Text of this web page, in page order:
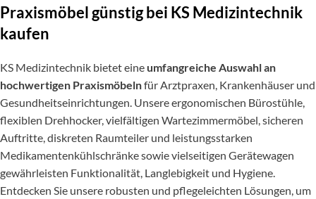
Praxismöbel günstig bei KS Medizintechnik
kaufen
KS Medizintechnik bietet eine umfangreiche Auswahl an
hochwertigen Praxismöbelnfür Arztpraxen, Krankenhäuser und
Gesundheitseinrichtungen. Unsere ergonomischen Bürostühle,
flexiblen Drehhocker, vielfältigen Wartezimmermöbel, sicheren
Auftritte, diskreten Raumteiler und leistungsstarken
Medikamentenkühlschränke sowie vielseitigen Gerätewagen
gewährleisten Funktionalität, Langlebigkeit und Hygiene.
Entdecken Sie unsere robusten und pflegeleichten Lösungen, um